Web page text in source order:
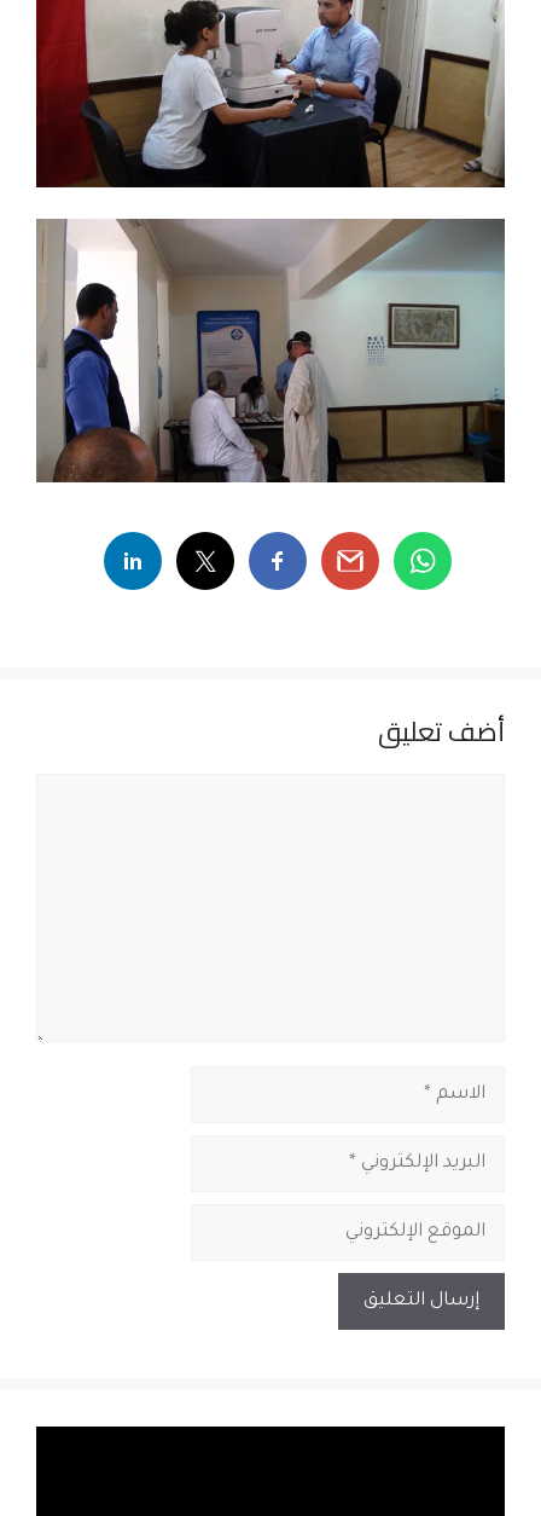
أضف تعليق